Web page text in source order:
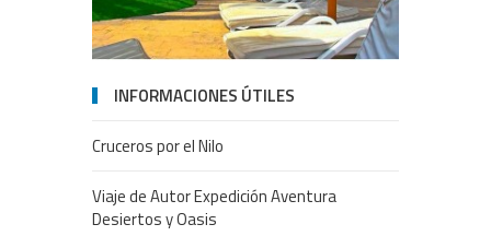
INFORMACIONES ÚTILES
Cruceros por el Nilo
Viaje de Autor Expedición Aventura
Desiertos y Oasis